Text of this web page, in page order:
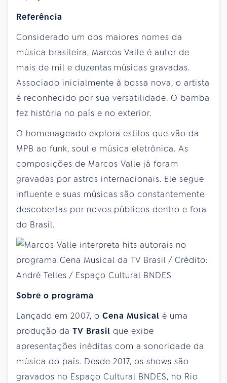
Referência
Considerado um dos maiores nomes da
música brasileira, Marcos Valle é autor de
mais de mil e duzentas músicas gravadas.
Associado inicialmente à bossa nova, o artista
é reconhecido por sua versatilidade. O bamba
fez história no país e no exterior.
O homenageado explora estilos que vão da
MPB ao funk, soul e música eletrônica. As
composições de Marcos Valle já foram
gravadas por astros internacionais. Ele segue
influente e suas músicas são constantemente
descobertas por novos públicos dentro e fora
do Brasil.
Sobre o programa
Lançado em 2007, o Cena Musical é uma
produção da TV Brasil que exibe
apresentações inéditas com a sonoridade da
música do país. Desde 2017, os shows são
gravados no Espaço Cultural BNDES, no Rio